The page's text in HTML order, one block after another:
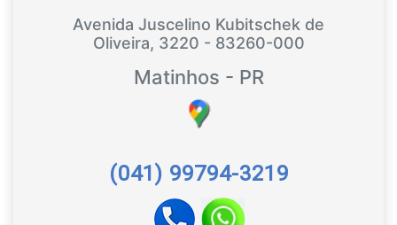
Avenida Juscelino Kubitschek de
Oliveira, 3220 - 83260-000
Matinhos - PR
(041) 99794-3219